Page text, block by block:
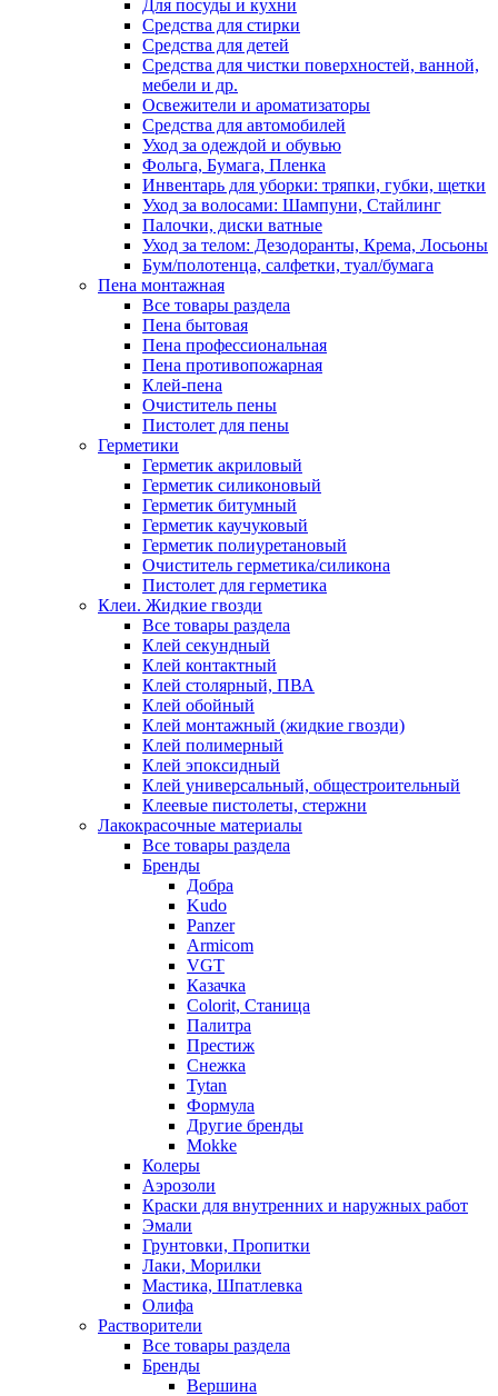
Для посуды и кухни
Средства для стирки
Средства для детей
Средства для чистки поверхностей, ванной,
мебели и др.
Освежители и ароматизаторы
Средства для автомобилей
Уход за одеждой и обувью
Фольга, Бумага, Пленка
Инвентарь для уборки: тряпки, губки, щетки
Уход за волосами: Шампуни, Стайлинг
Палочки, диски ватные
Уход за телом: Дезодоранты, Крема, Лосьоны
Бум/полотенца, салфетки, туал/бумага
Пена монтажная
Все товары раздела
Пена бытовая
Пена профессиональная
Пена противопожарная
Клей-пена
Очиститель пены
Пистолет для пены
Герметики
Герметик акриловый
Герметик силиконовый
Герметик битумный
Герметик каучуковый
Герметик полиуретановый
Очиститель герметика/силикона
Пистолет для герметика
Клеи. Жидкие гвозди
Все товары раздела
Клей секундный
Клей контактный
Клей столярный, ПВА
Клей обойный
Клей монтажный (жидкие гвозди)
Клей полимерный
Клей эпоксидный
Клей универсальный, общестроительный
Клеевые пистолеты, стержни
Лакокрасочные материалы
Все товары раздела
Бренды
Добра
Kudo
Panzer
Armicom
VGT
Казачка
Colorit, Станица
Палитра
Престиж
Снежка
Tytan
Формула
Другие бренды
Mokke
Колеры
Аэрозоли
Краски для внутренних и наружных работ
Эмали
Грунтовки, Пропитки
Лаки, Морилки
Мастика, Шпатлевка
Олифа
Растворители
Все товары раздела
Бренды
Вершина